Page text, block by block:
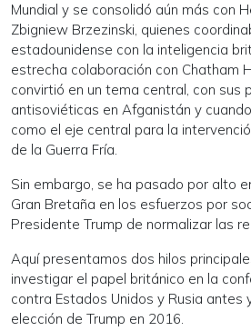
Mundial y se consolidó aún más con
Zbigniew Brzezinski, quienes
estadounidense con la inteligencia
estrecha colaboración con Chatham
convirtió en un tema central, con sus
antisoviéticas en Afganistán y
como el eje central para la
de la Guerra Fría.
Sin embargo, se ha pasado por alto
Gran Bretaña en los esfuerzos por
Presidente Trump de normalizar las
Aquí presentamos dos hilos
investigar el papel británico en la
contra Estados Unidos y Rusia antes
elección de Trump en 2016.